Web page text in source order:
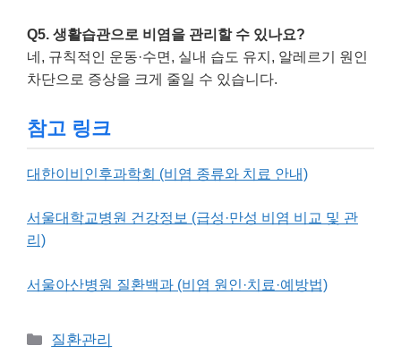
Q5. 생활습관으로 비염을 관리할 수 있나요?
네, 규칙적인 운동·수면, 실내 습도 유지, 알레르기 원인
차단으로 증상을 크게 줄일 수 있습니다.
참고 링크
대한이비인후과학회 (비염 종류와 치료 안내)
서울대학교병원 건강정보 (급성·만성 비염 비교 및 관
리)
서울아산병원 질환백과 (비염 원인·치료·예방법)
카
질환관리